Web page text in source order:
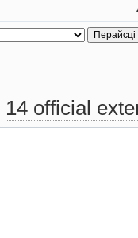
14 official